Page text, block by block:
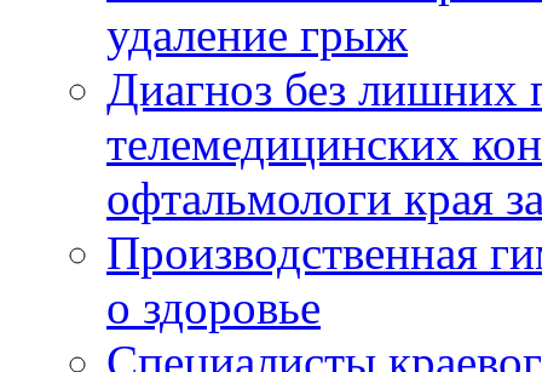
удаление грыж
Диагноз без лишних
телемедицинских
офтальмологи края
Производственная
о здоровье
Специалисты